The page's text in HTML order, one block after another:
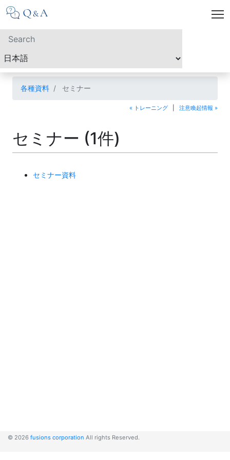
各種資料 セミナー
« トレーニング 注意喚起情報 »
セミナー (1件)
セミナー資料
© 2026 fusions corporation All rights Reserved.